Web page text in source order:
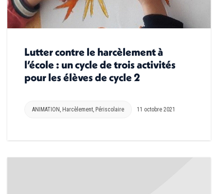
Lutter contre le harcèlement à
l’école : un cycle de trois activités
pour les élèves de cycle 2
ANIMATION , Harcèlement, Périscolaire 11 octobre 2021